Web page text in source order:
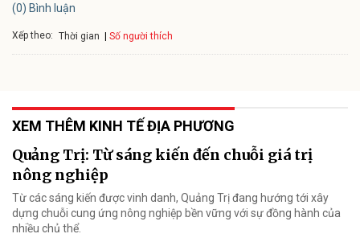
(0) Bình luận
Xếp theo: Thời gian Số người thích
XEM THÊM KINH TẾ ĐỊA PHƯƠNG
Quảng Trị: Từ sáng kiến đến chuỗi giá trị
nông nghiệp
Từ các sáng kiến được vinh danh, Quảng Trị đang hướng tới xây
dựng chuỗi cung ứng nông nghiệp bền vững với sự đồng hành của
nhiều chủ thể.